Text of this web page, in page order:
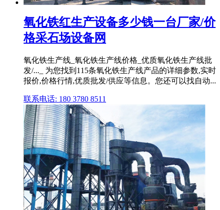
氧化铁红生产设备多少钱一台厂家/价
格采石场设备网
氧化铁生产线_氧化铁生产线价格_优质氧化铁生产线批
发/..._ 为您找到115条氧化铁生产线产品的详细参数,实时
报价,价格行情,优质批发/供应等信息。您还可以找自动...
联系电话: 180 3780 8511